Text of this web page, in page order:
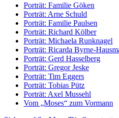
Porträt: Familie Göken
Porträt: Arne Schuld
Porträt: Familie Paulsen
Porträt: Richard Kölber
Porträt: Michaela Runknagel
Porträt: Ricarda Byrne-
Porträt: Gerd Hasselberg
Porträt: Gregor Jeske
Porträt: Tim Eggers
Porträt: Tobias Pütz
Porträt: Axel Mussehl
Vom „Moses“ zum Vormann